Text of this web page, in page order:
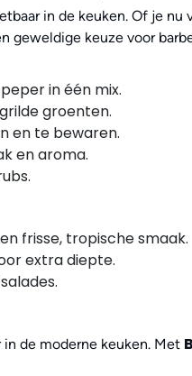
in de keuken. Of je nu
geweldige keuze voor
in één mix.
groenten.
en te bewaren.
en aroma.
frisse, tropische smaak.
extra diepte.
de moderne keuken. Met